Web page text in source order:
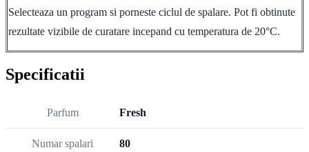
Selecteaza un program si porneste ciclul de spalare. Pot fi obtinute
rezultate vizibile de curatare incepand cu temperatura de 20°C.
Specificatii
Parfum Fresh
Numar spalari 80